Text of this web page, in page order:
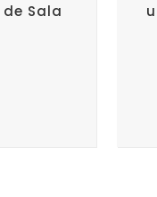
Sala